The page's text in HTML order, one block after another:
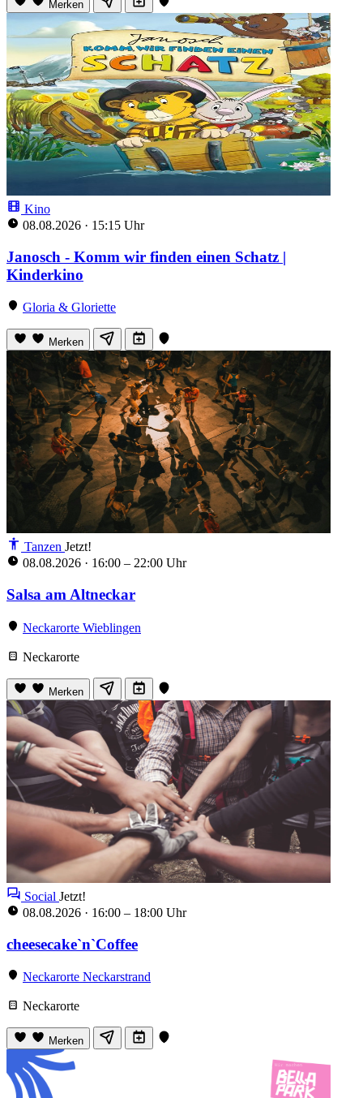
Merken
Kino
08.08.2026 · 15:15 Uhr
Janosch - Komm wir finden einen Schatz |
Kinderkino
Gloria & Gloriette
Merken
Tanzen Jetzt!
08.08.2026 · 16:00 – 22:00 Uhr
Salsa am Altneckar
Neckarorte Wieblingen
Neckarorte
Merken
Social Jetzt!
08.08.2026 · 16:00 – 18:00 Uhr
cheesecake`n`Coffee
Neckarorte Neckarstrand
Neckarorte
Merken